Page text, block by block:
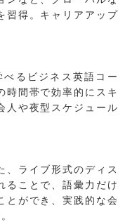
習得。キャリアアップ
るビジネス英語コー
時間帯で効率的にスキ
人や夜型スケジュール
、ライブ形式のディス
ることで、語彙力だけ
とができ、実践的な会